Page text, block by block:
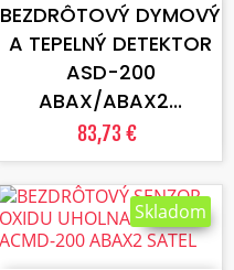
BEZDRÔTOVÝ DYMOVÝ
A TEPELNÝ DETEKTOR
ASD-200
ABAX/ABAX2...
83,73 €
VLOŽIŤ DO KOŠÍKA
Skladom